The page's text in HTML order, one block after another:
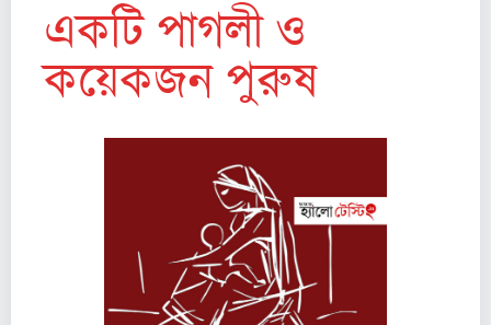
একটি পাগলী ও
কয়েকজন পুরুষ